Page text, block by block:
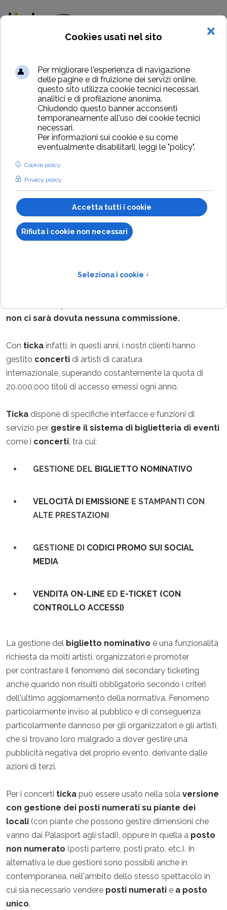
Biglietteria per... Concerti
ticka biglietteria
per Concerti
concerti.
non ci sarà dovuta nessuna commissione.
Con ticka infatti, in questi anni, i nostri clienti hanno
gestito concerti di artisti di caratura
internazionale, superando costantemente la quota di
20.000.000 titoli di accesso emessi ogni anno.
Ticka dispone di specifiche interfacce e funzioni di
servizio per gestire il sistema di biglietteria di eventi
come i concerti, tra cui:
GESTIONE DEL BIGLIETTO NOMINATIVO
VELOCITÀ DI EMISSIONE E STAMPANTI CON
ALTE PRESTAZIONI
GESTIONE DI CODICI PROMO SUI SOCIAL
MEDIA
VENDITA ON-LINE ED E-TICKET (CON
CONTROLLO ACCESSI)
La gestione del biglietto nominativo è una funzionalità
richiesta da molti artisti, organizzatori e promoter
per contrastare il fenomeno del secondary ticketing
anche quando non risulti obbligatorio secondo i criteri
dell'ultimo aggiornamento della normativa. Fenomeno
particolarmente inviso al pubblico e di conseguenza
particolarmente dannoso per gli organizzatori e gli artisti,
che si trovano loro malgrado a dover gestire una
pubblicità negativa del proprio evento, derivante dalle
azioni di terzi.
Per i concerti ticka può essere usato nella sola versione
con gestione dei posti numerati su piante dei
locali (con piante che possono gestire dimensioni che
vanno dai Palasport agli stadi), oppure in quella a posto
non numerato (posti parterre, posti prato, etc.). In
alternativa le due gestioni sono possibili anche in
contemporanea, nell'ambito dello stesso spettacolo in
cui sia necessario vendere posti numerati e a posto
unico.